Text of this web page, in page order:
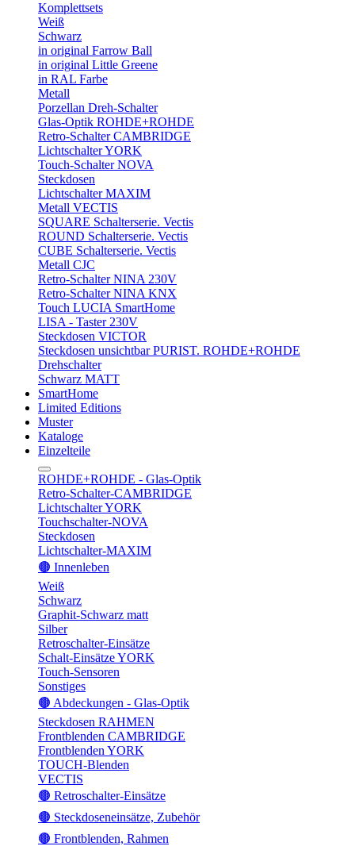
Komplettsets
Weiß
Schwarz
in original Farrow Ball
in original Little Greene
in RAL Farbe
Metall
Porzellan Dreh-Schalter
Glas-Optik ROHDE+ROHDE
Retro-Schalter CAMBRIDGE
Lichtschalter YORK
Touch-Schalter NOVA
Steckdosen
Lichtschalter MAXIM
Metall VECTIS
SQUARE Schalterserie. Vectis
ROUND Schalterserie. Vectis
CUBE Schalterserie. Vectis
Metall CJC
Retro-Schalter NINA 230V
Retro-Schalter NINA KNX
Touch LUCIA SmartHome
LISA - Taster 230V
Steckdosen VICTOR
Steckdosen unsichtbar PURIST. ROHDE+ROHDE
Drehschalter
Schwarz MATT
SmartHome
Limited Editions
Muster
Kataloge
Einzelteile
ROHDE+ROHDE - Glas-Optik
Retro-Schalter-CAMBRIDGE
Lichtschalter YORK
Touchschalter-NOVA
Steckdosen
Lichtschalter-MAXIM
🟤 Innenleben
Weiß
Schwarz
Graphit-Schwarz matt
Silber
Retroschalter-Einsätze
Schalt-Einsätze YORK
Touch-Sensoren
Sonstiges
🟤 Abdeckungen - Glas-Optik
Steckdosen RAHMEN
Frontblenden CAMBRIDGE
Frontblenden YORK
TOUCH-Blenden
VECTIS
🟤 Retroschalter-Einsätze
🟤 Steckdoseneinsätze, Zubehör
🟤 Frontblenden, Rahmen